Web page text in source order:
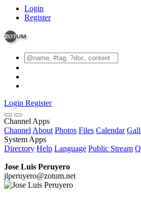
Login
Register
Login Register
Channel Apps
Channel About Photos Files Calendar
System Apps
Directory Help Language Public Stream
Jose Luis Peruyero
jlperuyero@zotum.net